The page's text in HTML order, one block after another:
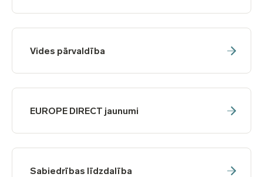
Vides pārvaldība
EUROPE DIRECT jaunumi
Sabiedrības līdzdalība